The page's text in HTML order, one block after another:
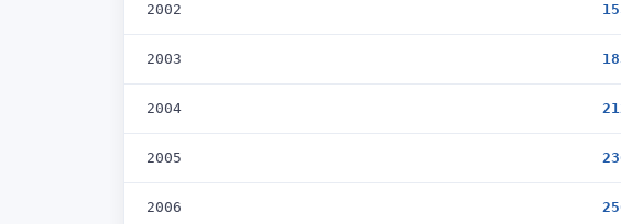
2002
2003
2004
2005
2006